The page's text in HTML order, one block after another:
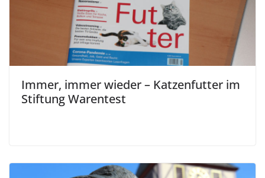
Immer, immer wieder – Katzenfutter im
Stiftung Warentest